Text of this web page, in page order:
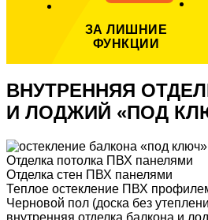
ЗА ЛИШНИЕ
ФУНКЦИИ
ВНУТРЕННЯЯ
И ЛОДЖИЙ «ПОД
Отделка потолка ПВХ панелями
Отделка стен ПВХ панелями
Теплое остекление ПВХ
Черновой пол (доска без
внутренняя отделка балкона и